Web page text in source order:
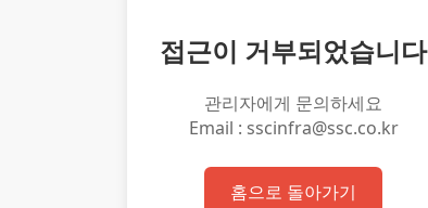
접근이 거부되었습니다
관리자에게 문의하세요
Email : sscinfra@ssc.co.kr
홈으로 돌아가기